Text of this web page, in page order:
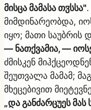
მისცა მამასა თჳსსა"
მიმდინარეობდა,
იყო; მათი საუბრის
— ნათქვამია, —
ძმისკენ
შეუთვალა მამამ;
მხეცებივით
„და განძარცუეს